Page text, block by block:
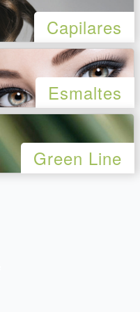
Capilares
Esmaltes
Green Line